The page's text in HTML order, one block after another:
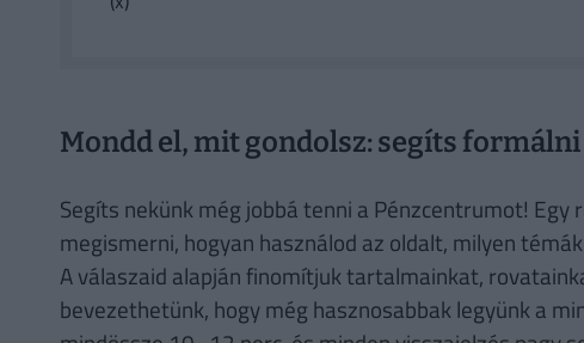
Mondd el, mit gondolsz: segíts
Segíts nekünk még jobbá tenni a Pénzcentrumot!
megismerni, hogyan használod az oldalt, milyen
A válaszaid alapján finomítjuk tartalmainkat,
bevezethetünk, hogy még hasznosabbak legyünk a